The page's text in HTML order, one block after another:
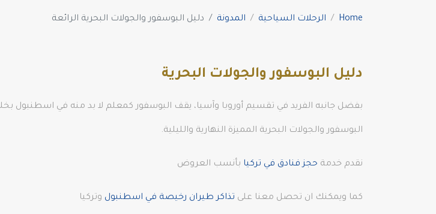
Home الرحلات السياحية المدونة دليل البوسفور والجولات البحرية الرائعة
دليل البوسفور والجولات البحرية
بفضل جانبه الفريد في تقسيم أوروبا وآسيا، يقف البوسفور كمعلم لا بد منه في اسطنبول
البوسفور والجولات البحرية المميزة النهارية والليلية.
نقدم خدمة حجز فنادق في تركيا بأنسب العروض
كما ويمكنك ان تحصل معنا على تذاكر طيران رخيصة في اسطنبول وتركيا